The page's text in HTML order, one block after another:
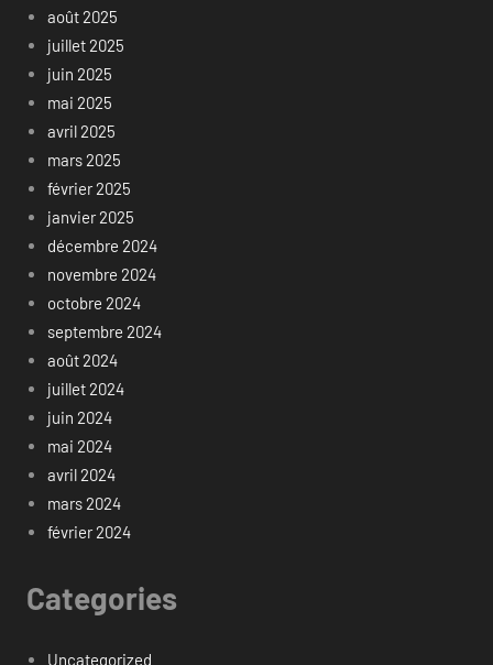
août 2025
juillet 2025
juin 2025
mai 2025
avril 2025
mars 2025
février 2025
janvier 2025
décembre 2024
novembre 2024
octobre 2024
septembre 2024
août 2024
juillet 2024
juin 2024
mai 2024
avril 2024
mars 2024
février 2024
Categories
Uncategorized